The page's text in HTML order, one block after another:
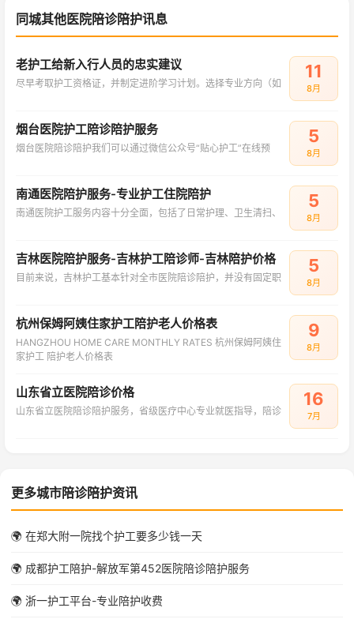
同城其他医院陪诊陪护讯息
老护工给新入行人员的忠实建议
尽早考取护工资格证，并制定进阶学习计划。选择专业方向（如
11
8月
烟台医院护工陪诊陪护服务
烟台医院陪诊陪护我们可以通过微信公众号“贴心护工”在线预
5
8月
南通医院陪护服务-专业护工住院陪护
南通医院护工服务内容十分全面，包括了日常护理、卫生清扫、
5
8月
吉林医院陪护服务-吉林护工陪诊师-吉林陪护价格
目前来说，吉林护工基本针对全市医院陪诊陪护，并没有固定职
5
8月
杭州保姆阿姨住家护工陪护老人价格表
HANGZHOU HOME CARE MONTHLY RATES 杭州保姆阿姨住
家护工 陪护老人价格表
9
8月
山东省立医院陪诊价格
山东省立医院陪诊陪护服务，省级医疗中心专业就医指导，陪诊
16
7月
更多城市陪诊陪护资讯
🌍 在郑大附一院找个护工要多少钱一天
🌍 成都护工陪护-解放军第452医院陪诊陪护服务
🌍 浙一护工平台-专业陪护收费